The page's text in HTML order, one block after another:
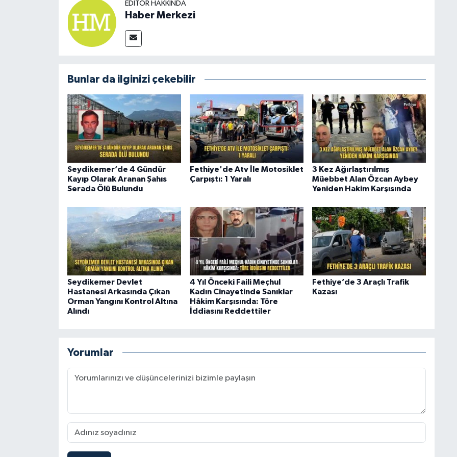
EDITÖR HAKKINDA
Haber Merkezi
Bunlar da ilginizi çekebilir
Seydikemer’de 4 Gündür
Kayıp Olarak Aranan Şahıs
Serada Ölü Bulundu
Fethiye'de Atv İle Motosiklet
Çarpıştı: 1 Yaralı
3 Kez Ağırlaştırılmış
Müebbet Alan Özcan Aybey
Yeniden Hakim Karşısında
Seydikemer Devlet
Hastanesi Arkasında Çıkan
Orman Yangını Kontrol Altına
Alındı
4 Yıl Önceki Faili Meçhul
Kadın Cinayetinde Sanıklar
Hâkim Karşısında: Töre
İddiasını Reddettiler
Fethiye’de 3 Araçlı Trafik
Kazası
Yorumlar